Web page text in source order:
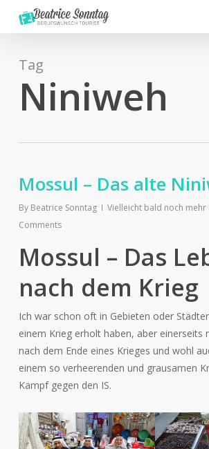
content
Tag
Niniweh
Mossul – Das alte
By Beatrice Sonntag Vielleicht bald noch mehr
Comments
Mossul – Das
nach dem Krieg
Ich war schon oft in Gebieten oder
einem Krieg erholt haben, aber einerseits
nach dem Ende eines Krieges und wohl
einem so verheerenden und grausamen
Kampf gegen den IS.